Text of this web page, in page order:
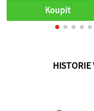
náhrdelníky, dekorace a
DIY šperky
Koupit
HISTORIE